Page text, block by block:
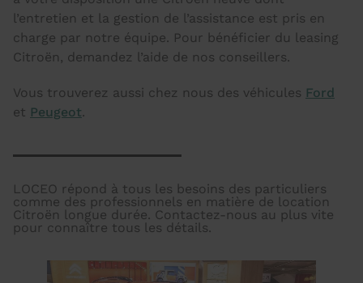
l’entretien et la gestion de l’assistance est pris en
charge par notre équipe. Pour bénéficier du leasing
Citroën, demandez l’aide de nos conseillers.
Vous trouverez aussi chez nous des véhicules Ford
et Peugeot.
LOCEO répond à tous les besoins des particuliers
comme des professionnels en matière de location
Citroën longue durée. Contactez-nous au plus vite
pour connaître tous les détails.